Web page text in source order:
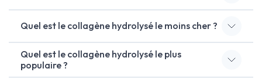
Quel est le collagène hydrolysé le moins cher ?
Quel est le collagène hydrolysé le plus
populaire ?